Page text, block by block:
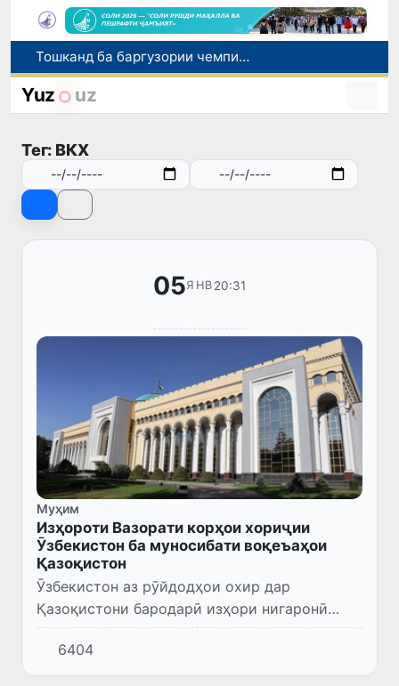
Шаҳрвандони Ӯзбекистон метавонанд дар доираи барномаи H-2A ба корҳои мавсимии кишоварзӣ дар ИМА сафарбар шаванд
Намояндагии Агентии муҳоҷират дар Москва моҳи июл ба зиёда аз 1,8 ҳазор шаҳрванди Ӯзбекистон кумак расонд
Тошканд ба баргузории чемпионати Осиё оид ба вазнабардорӣ омодагӣ мебинад
Yuz uz
Тег: ВКХ
05ЯНВ 20:31
Муҳим
Изҳороти Вазорати корҳои хориҷии
Ӯзбекистон ба муносибати воқеъаҳои
Қазоқистон
Ӯзбекистон аз рӯйдодҳои охир дар
Қазоқистони бародарӣ изҳори нигаронӣ
карда, таҳаввулоти вазъ дар кишварро
бодиққат назорат мекунад.
6404